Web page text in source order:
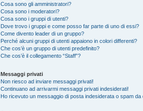
Cosa sono gli amministratori?
Cosa sono i moderatori?
Cosa sono i gruppi di utenti?
Dove trovo i gruppi e come posso far parte di uno di essi?
Come divento leader di un gruppo?
Perché alcuni gruppi di utenti appaiono in colori differenti?
Che cos’è un gruppo di utenti predefinito?
Che cos’è il collegamento “Staff”?
Messaggi privati
Non riesco ad inviare messaggi privati!
Continuano ad arrivarmi messaggi privati indesiderati!
Ho ricevuto un messaggio di posta indesiderata o spam da